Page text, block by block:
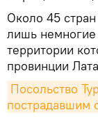
Около 45
лишь
территории
провинции
Посольство
пострадавшим